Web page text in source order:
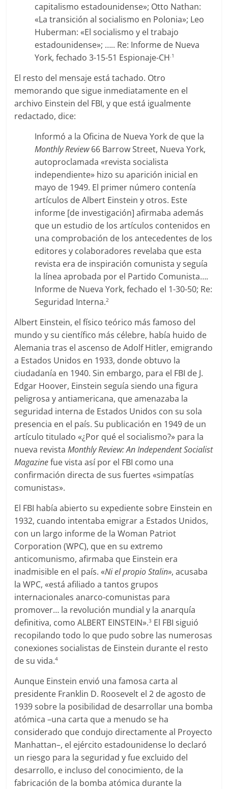
capitalismo estadounidense»; Otto Nathan:
«La transición al socialismo en Polonia»; Leo
Huberman: «El socialismo y el trabajo
estadounidense»; ….. Re: Informe de Nueva
York, fechado 3-15-51 Espionaje-CH.1
El resto del mensaje está tachado. Otro
memorando que sigue inmediatamente en el
archivo Einstein del FBI, y que está igualmente
redactado, dice:
Informó a la Oficina de Nueva York de que la
Monthly Review66 Barrow Street, Nueva York,
autoproclamada «revista socialista
independiente» hizo su aparición inicial en
mayo de 1949. El primer número contenía
artículos de Albert Einstein y otros. Este
informe [de investigación] afirmaba además
que un estudio de los artículos contenidos en
una comprobación de los antecedentes de los
editores y colaboradores revelaba que esta
revista era de inspiración comunista y seguía
la línea aprobada por el Partido Comunista….
Informe de Nueva York, fechado el 1-30-50; Re:
Seguridad Interna.2
Albert Einstein, el físico teórico más famoso del
mundo y su científico más célebre, había huido de
Alemania tras el ascenso de Adolf Hitler, emigrando
a Estados Unidos en 1933, donde obtuvo la
ciudadanía en 1940. Sin embargo, para el FBI de J.
Edgar Hoover, Einstein seguía siendo una figura
peligrosa y antiamericana, que amenazaba la
seguridad interna de Estados Unidos con su sola
presencia en el país. Su publicación en 1949 de un
artículo titulado «¿Por qué el socialismo?» para la
nueva revistaMonthly Review: An Independent Socialist
Magazinefue vista así por el FBI como una
confirmación directa de sus fuertes «simpatías
comunistas».
El FBI había abierto su expediente sobre Einstein en
1932, cuando intentaba emigrar a Estados Unidos,
con un largo informe de la Woman Patriot
Corporation (WPC), que en su extremo
anticomunismo, afirmaba que Einstein era
inadmisible en el país. «Ni el propio Stalin», acusaba
la WPC, «está afiliado a tantos grupos
internacionales anarco-comunistas para
promover… la revolución mundial y la anarquía
definitiva, como ALBERT EINSTEIN».3 El FBI siguió
recopilando todo lo que pudo sobre las numerosas
conexiones socialistas de Einstein durante el resto
de su vida.4
Aunque Einstein envió una famosa carta al
presidente Franklin D. Roosevelt el 2 de agosto de
1939 sobre la posibilidad de desarrollar una bomba
atómica –una carta que a menudo se ha
considerado que condujo directamente al Proyecto
Manhattan–, el ejército estadounidense lo declaró
un riesgo para la seguridad y fue excluido del
desarrollo, e incluso del conocimiento, de la
fabricación de la bomba atómica durante la